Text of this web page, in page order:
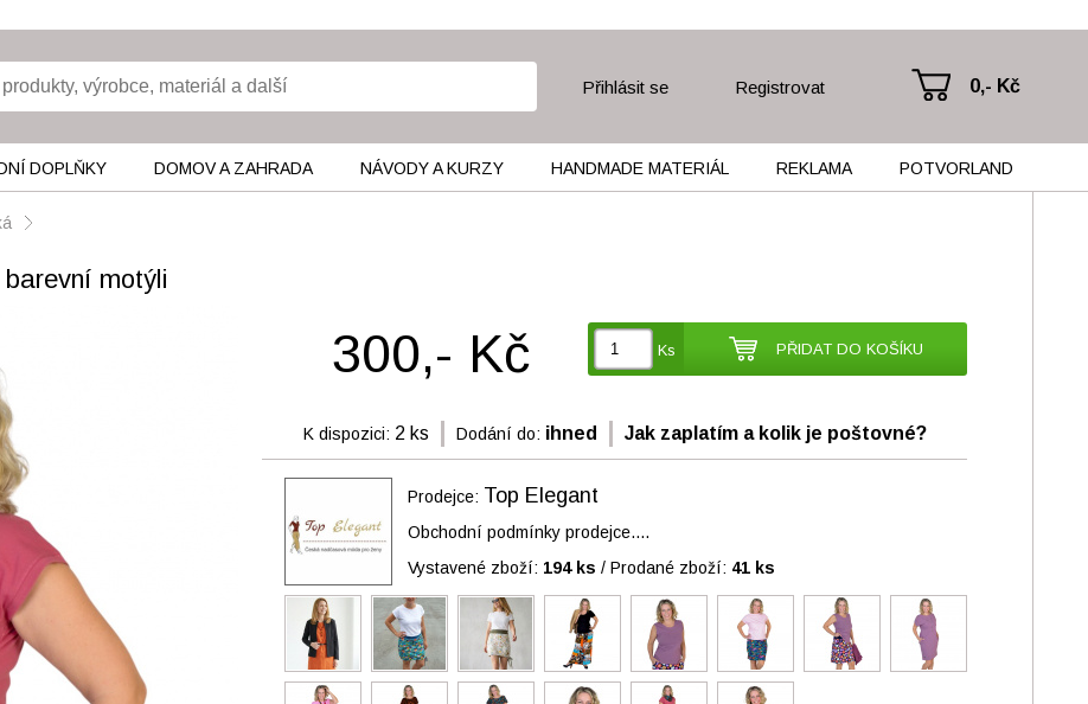
Přihlásit se Registrovat 0,- Kč
DOPLŇKY DOMOV A ZAHRADA NÁVODY A KURZY HANDMADE MATERIÁL REKLAMA POTVORLAND
motýli
300,- Kč Ks PŘIDAT DO KOŠÍKU
K dispozici: 2 ks Dodání do: ihned Jak zaplatím a kolik je poštovné?
Prodejce: Top Elegant
Obchodní podmínky prodejce....
Vystavené zboží: 194 ks / Prodané zboží: 41 ks